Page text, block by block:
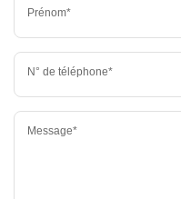
Prénom*
N° de téléphone*
Message*